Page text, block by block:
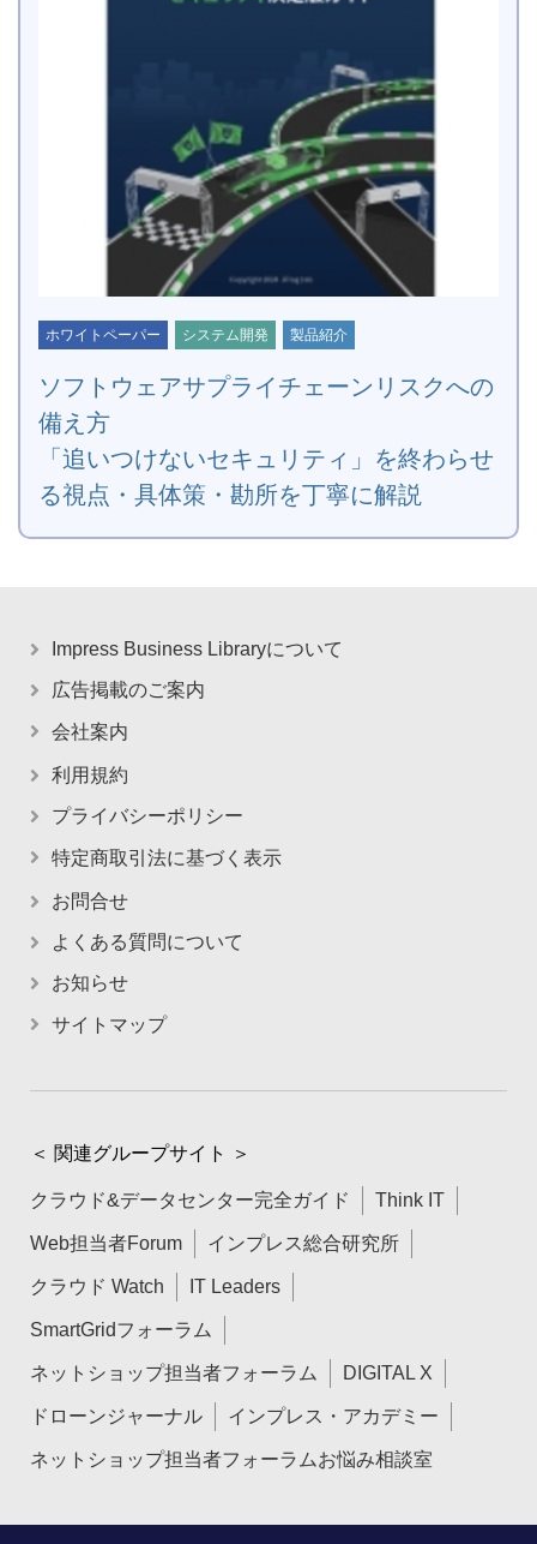
ホワイトペーパー システム開発 製品紹介
ソフトウェアサプライチェーンリスクへの
備え方
「追いつけないセキュリティ」を終わらせ
る視点・具体策・勘所を丁寧に解説
Impress Business Libraryについて
広告掲載のご案内
会社案内
利用規約
プライバシーポリシー
特定商取引法に基づく表示
お問合せ
よくある質問について
お知らせ
サイトマップ
＜ 関連グループサイト ＞
クラウド&データセンター完全ガイド Think IT
Web担当者Forum インプレス総合研究所
クラウド Watch IT Leaders
SmartGridフォーラム
ネットショップ担当者フォーラム DIGITAL X
ドローンジャーナル インプレス・アカデミー
ネットショップ担当者フォーラムお悩み相談室